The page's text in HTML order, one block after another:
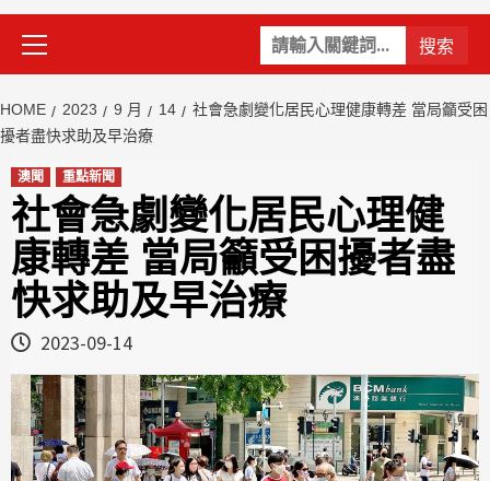
關
鍵
Primary
Menu
HOME 2023 9 月 14
社會急劇變化居民心理健康轉差 當局籲受困
擾者盡快求助及早治療
澳聞 重點新聞
社會急劇變化居民心理健
康轉差 當局籲受困擾者盡
快求助及早治療
2023-09-14